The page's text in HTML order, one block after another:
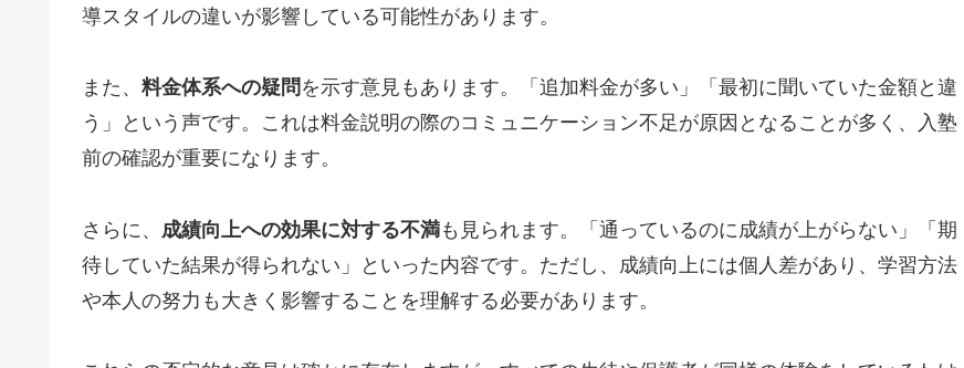
導スタイルの違いが影響している可能性があります。
また、 料金体系への疑問 を示す意見もあります。「追加料金が多い」「最初に聞いていた金額と違
う」という声です。これは料金説明の際のコミュニケーション不足が原因となることが多く、入塾
前の確認が重要になります。
さらに、 成績向上への効果に対する不満も見られます。「通っているのに成績が上がらない」「期
待していた結果が得られない」といった内容です。ただし、成績向上には個人差があり、学習方法
や本人の努力も大きく影響することを理解する必要があります。